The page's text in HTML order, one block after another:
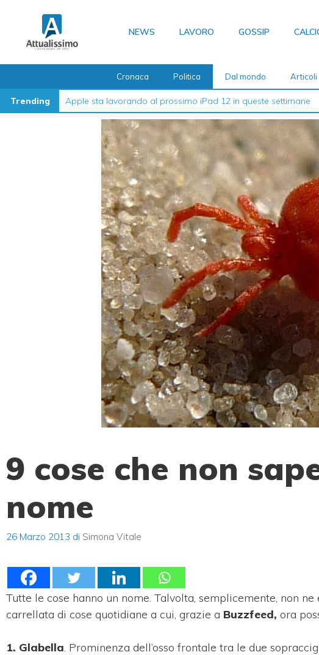
contenuto
NEWS LAVORO GOSSIP
Cronaca Politica Dal mondo Articoli
Trending La guida definitiva su come formattare l’iPhone nel 2026
9 cose che non
nome
26 Marzo 2013 di Simona Vitale
Tutte le cose hanno un nome. Talvolta, semplicemente, non
carrellata di cose quotidiane a cui, grazie a Buzzfeed, ora
1. Glabella . Prominenza dell’osso frontale tra le due